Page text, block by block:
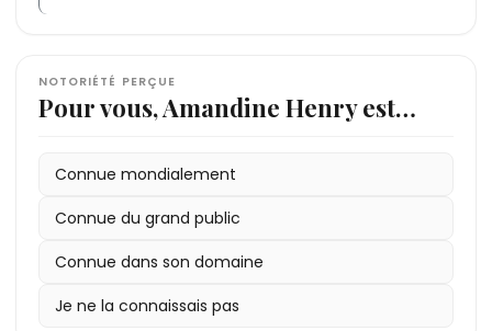
NOTORIÉTÉ PERÇUE
Pour vous, Amandine Henry est…
Connue mondialement
Connue du grand public
Connue dans son domaine
Je ne la connaissais pas